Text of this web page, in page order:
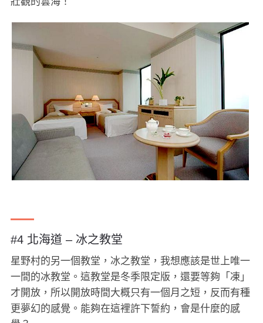
#4 北海道 – 冰之教堂
星野村的另一個教堂，冰之教堂，我想應該是世上唯一
一間的冰教堂。這教堂是冬季限定版，還要等夠「凍」
才開放，所以開放時間大概只有一個月之短，反而有種
更夢幻的感覺。能夠在這裡許下誓約，會是什麼的感